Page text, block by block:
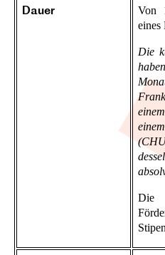
Dauer
Von
eines
Die
Die